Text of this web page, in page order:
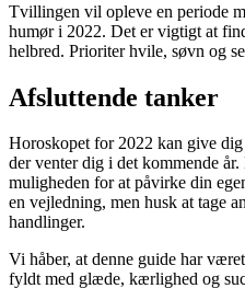
Tvillingen vil opleve en periode
humør i 2022. Det er vigtigt at
helbred. Prioriter hvile, søvn og
Afsluttende tanker
Horoskopet for 2022 kan give
der venter dig i det kommende
muligheden for at påvirke din
en vejledning, men husk at tage
handlinger.
Vi håber, at denne guide har
fyldt med glæde, kærlighed og